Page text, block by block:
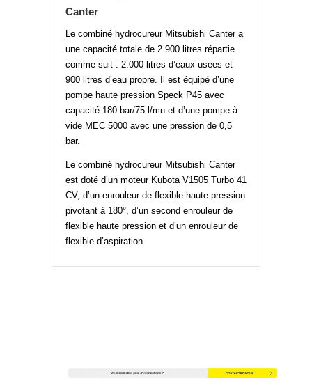
Canter
Le combiné hydrocureur Mitsubishi Canter a
une capacité totale de 2.900 litres répartie
comme suit : 2.000 litres d’eaux usées et
900 litres d’eau propre. Il est équipé d’une
pompe haute pression Speck P45 avec
capacité 180 bar/75 l/mn et d’une pompe à
vide MEC 5000 avec une pression de 0,5
bar.
Le combiné hydrocureur Mitsubishi Canter
est doté d’un moteur Kubota V1505 Turbo 41
CV, d’un enrouleur de flexible haute pression
pivotant à 180°, d’un second enrouleur de
flexible haute pression et d’un enrouleur de
flexible d’aspiration.